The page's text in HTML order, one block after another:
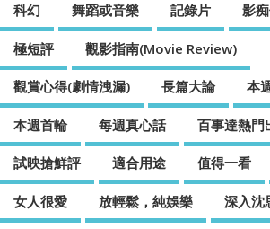
科幻 舞蹈或音樂 記錄片 影
極短評 觀影指南(Movie Review)
觀賞心得(劇情洩漏) 長篇大論 本
本週首輪 每週真心話 百事達熱門
試映搶鮮評 適合用途 值得一看
女人很愛 放輕鬆，純娛樂 深入沈